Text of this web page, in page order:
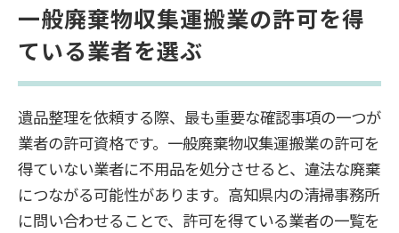
一般廃棄物収集運搬業の許可を得
ている業者を選ぶ
遺品整理を依頼する際、最も重要な確認事項の一つが
業者の許可資格です。一般廃棄物収集運搬業の許可を
得ていない業者に不用品を処分させると、違法な廃棄
につながる可能性があります。高知県内の清掃事務所
に問い合わせることで、許可を得ている業者の一覧を